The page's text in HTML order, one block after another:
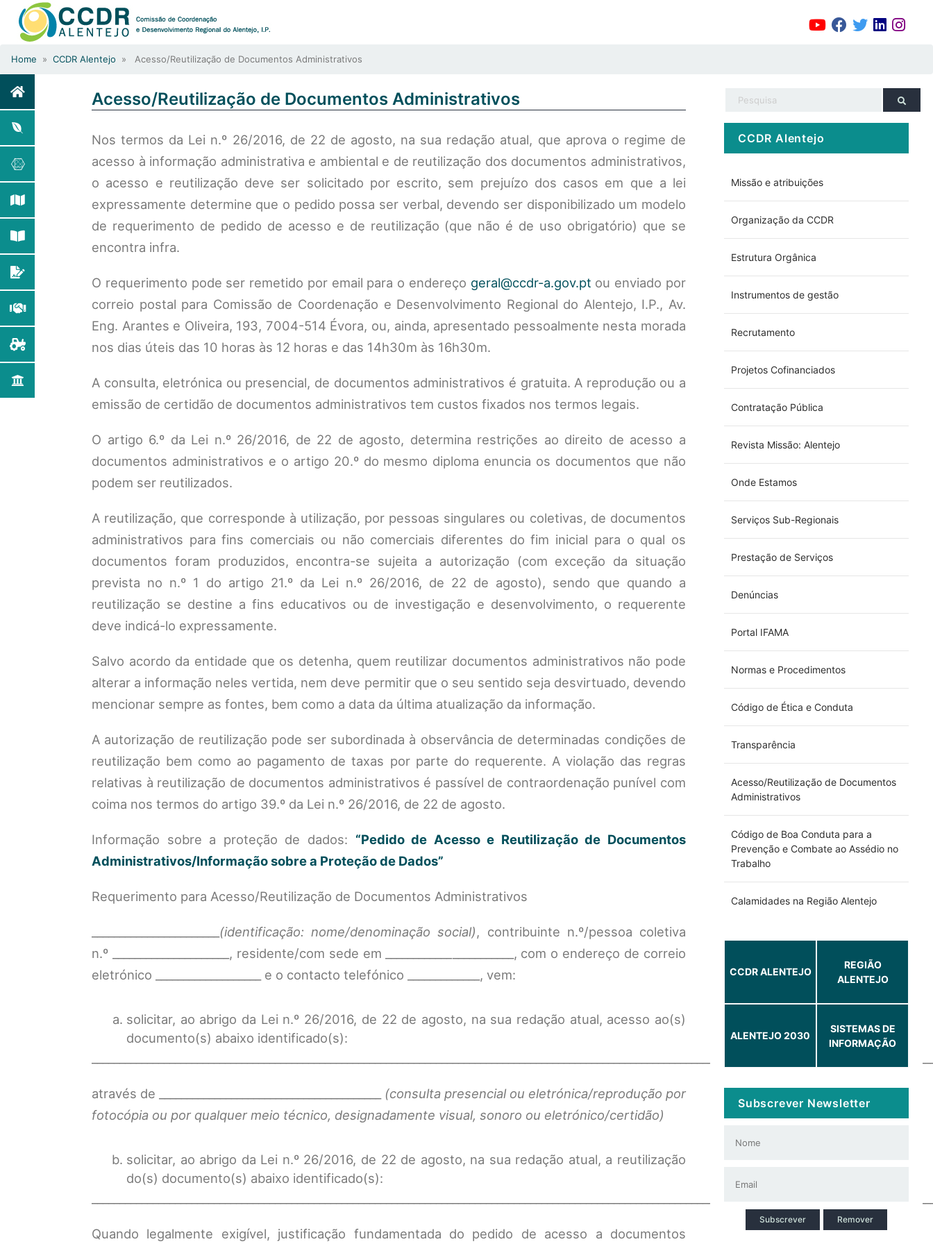
Home » CCDR Alentejo » Acesso/Reutilização de Documentos Administrativos
Acesso/Reutilização de Documentos Administrativos
Nos termos da Lei n.º 26/2016, de 22 de agosto, na sua redação atual, que aprova o regime de
acesso à informação administrativa e ambiental e de reutilização dos documentos administrativos,
o acesso e reutilização deve ser solicitado por escrito, sem prejuízo dos casos em que a lei
expressamente determine que o pedido possa ser verbal, devendo ser disponibilizado um modelo
de requerimento de pedido de acesso e de reutilização (que não é de uso obrigatório) que se
encontra infra.
O requerimento pode ser remetido por email para o endereço geral@ccdr-a.gov.pt ou enviado por
correio postal para Comissão de Coordenação e Desenvolvimento Regional do Alentejo, I.P., Av.
Eng. Arantes e Oliveira, 193, 7004-514 Évora, ou, ainda, apresentado pessoalmente nesta morada
nos dias úteis das 10 horas às 12 horas e das 14h30m às 16h30m.
A consulta, eletrónica ou presencial, de documentos administrativos é gratuita. A reprodução ou a
emissão de certidão de documentos administrativos tem custos fixados nos termos legais.
O artigo 6.º da Lei n.º 26/2016, de 22 de agosto, determina restrições ao direito de acesso a
documentos administrativos e o artigo 20.º do mesmo diploma enuncia os documentos que não
podem ser reutilizados.
A reutilização, que corresponde à utilização, por pessoas singulares ou coletivas, de documentos
administrativos para fins comerciais ou não comerciais diferentes do fim inicial para o qual os
documentos foram produzidos, encontra-se sujeita a autorização (com exceção da situação
prevista no n.º 1 do artigo 21.º da Lei n.º 26/2016, de 22 de agosto), sendo que quando a
reutilização se destine a fins educativos ou de investigação e desenvolvimento, o requerente
deve indicá-lo expressamente.
Salvo acordo da entidade que os detenha, quem reutilizar documentos administrativos não pode
alterar a informação neles vertida, nem deve permitir que o seu sentido seja desvirtuado, devendo
mencionar sempre as fontes, bem como a data da última atualização da informação.
A autorização de reutilização pode ser subordinada à observância de determinadas condições de
reutilização bem como ao pagamento de taxas por parte do requerente. A violação das regras
relativas à reutilização de documentos administrativos é passível de contraordenação punível com
coima nos termos do artigo 39.º da Lei n.º 26/2016, de 22 de agosto.
Informação sobre a proteção de dados: “Pedido de Acesso e Reutilização de Documentos
Administrativos/Informação sobre a Proteção de Dados”
Requerimento para Acesso/Reutilização de Documentos Administrativos
(identificação: nome/denominação social), contribuinte n.º/pessoa coletiva
n.º _____________________, residente/com sede em _______________________, com o endereço de correio
eletrónico ___________________ e o contacto telefónico _____________, vem:
solicitar, ao abrigo da Lei n.º 26/2016, de 22 de agosto, na sua redação atual, acesso ao(s)
documento(s) abaixo identificado(s):
através de ________________________________________ (consulta presencial ou eletrónica/reprodução por
fotocópia ou por qualquer meio técnico, designadamente visual, sonoro ou eletrónico/certidão)
solicitar, ao abrigo da Lei n.º 26/2016, de 22 de agosto, na sua redação atual, a reutilização
do(s) documento(s) abaixo identificado(s):
Quando legalmente exigível, justificação fundamentada do pedido de acesso a documentos
CCDR Alentejo
Missão e atribuições
Organização da CCDR
Estrutura Orgânica
Instrumentos de gestão
Recrutamento
Projetos Cofinanciados
Contratação Pública
Revista Missão: Alentejo
Onde Estamos
Serviços Sub-Regionais
Prestação de Serviços
Denúncias
Portal IFAMA
Normas e Procedimentos
Código de Ética e Conduta
Transparência
Acesso/Reutilização de Documentos
Administrativos
Código de Boa Conduta para a
Prevenção e Combate ao Assédio no
Trabalho
Calamidades na Região Alentejo
CCDR ALENTEJO
REGIÃO
ALENTEJO
ALENTEJO 2030
SISTEMAS DE
INFORMAÇÃO
Subscrever Newsletter
Subscrever Remover